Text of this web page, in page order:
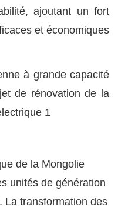
ajoutant un fort
et économiques
de la Mongolie
unités de génération
La transformation des